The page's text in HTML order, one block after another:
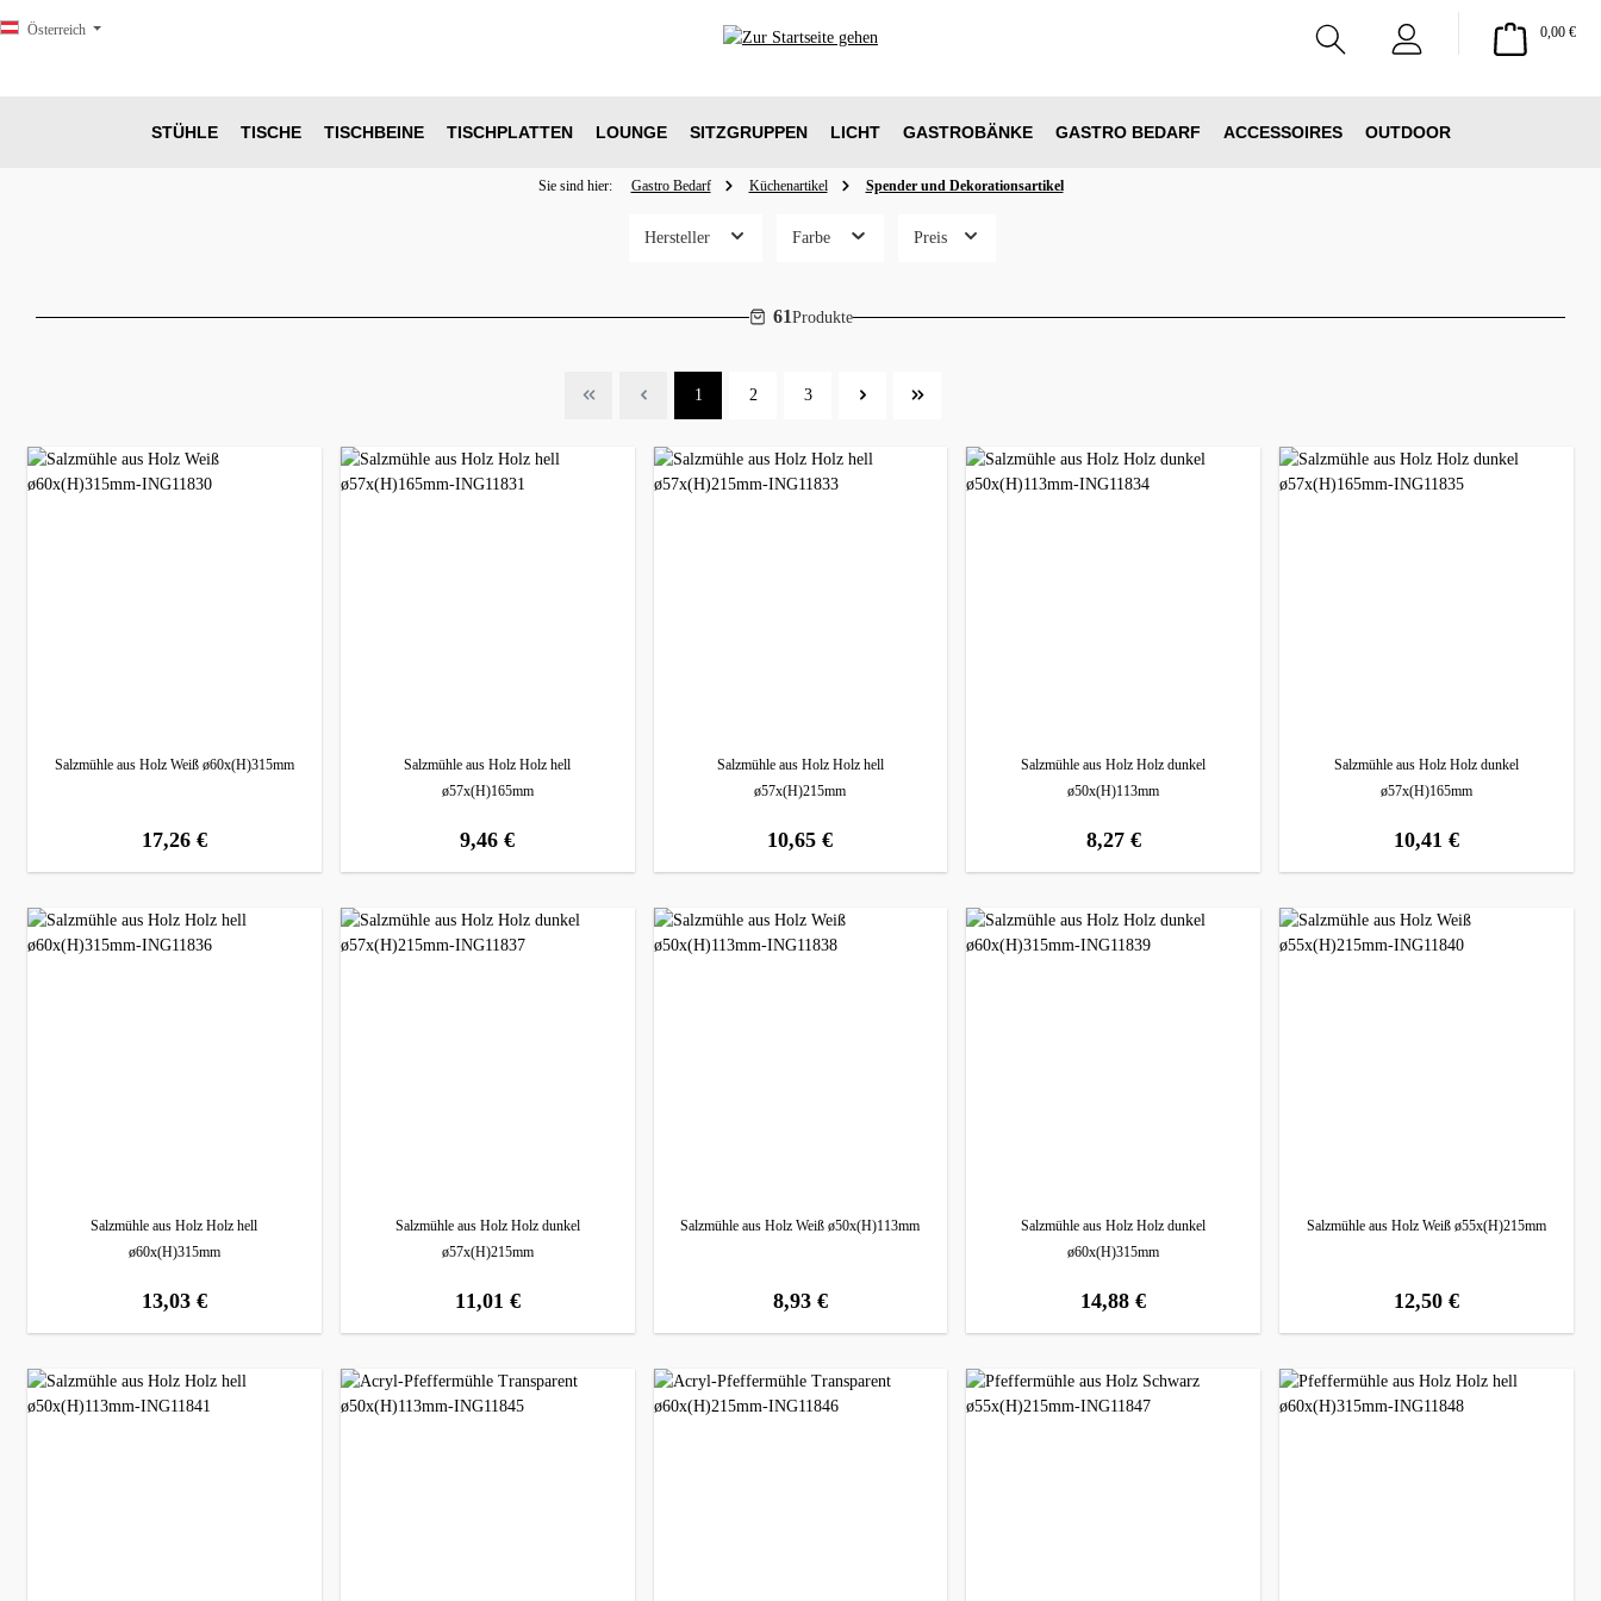
Zur Hauptnavigation springen
Österreich 0,00 €
STÜHLE TISCHE TISCHBEINE TISCHPLATTEN LOUNGE SITZGRUPPEN LICHT GASTROBÄNKE GASTRO BEDARF ACCESSOIRES OUTDOOR
Sie sind hier: Gastro Bedarf Küchenartikel Spender und Dekorationsartikel
Hersteller Farbe Preis
61Produkte
Seite
1 Seite
2 Seite
3
Salzmühle aus Holz Weiß ø60x(H)315mm
regulärer preis:
17,26 €
Salzmühle aus Holz Holz hell
ø57x(H)165mm
regulärer preis:
9,46 €
Salzmühle aus Holz Holz hell
ø57x(H)215mm
regulärer preis:
10,65 €
Salzmühle aus Holz Holz dunkel
ø50x(H)113mm
regulärer preis:
8,27 €
Salzmühle aus Holz Holz dunkel
ø57x(H)165mm
regulärer preis:
10,41 €
Salzmühle aus Holz Holz hell
ø60x(H)315mm
regulärer preis:
13,03 €
Salzmühle aus Holz Holz dunkel
ø57x(H)215mm
regulärer preis:
11,01 €
Salzmühle aus Holz Weiß ø50x(H)113mm
regulärer preis:
8,93 €
Salzmühle aus Holz Holz dunkel
ø60x(H)315mm
regulärer preis:
14,88 €
Salzmühle aus Holz Weiß ø55x(H)215mm
regulärer preis:
12,50 €